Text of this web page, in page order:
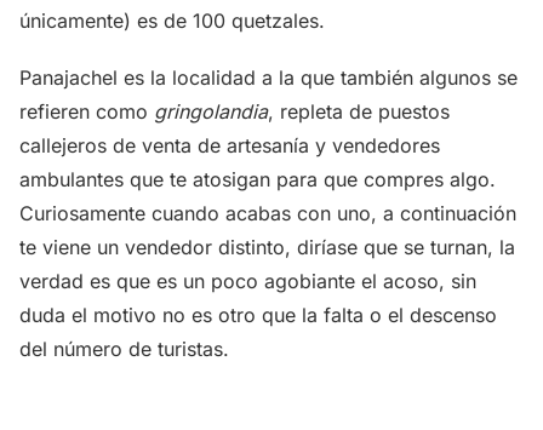
únicamente) es de 100 quetzales.
Panajachel es la localidad a la que también algunos se
refieren como gringolandia, repleta de puestos
callejeros de venta de artesanía y vendedores
ambulantes que te atosigan para que compres algo.
Curiosamente cuando acabas con uno, a continuación
te viene un vendedor distinto, diríase que se turnan, la
verdad es que es un poco agobiante el acoso, sin
duda el motivo no es otro que la falta o el descenso
del número de turistas.